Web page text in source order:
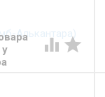
беж+беж
Автопилот
2 с 2012